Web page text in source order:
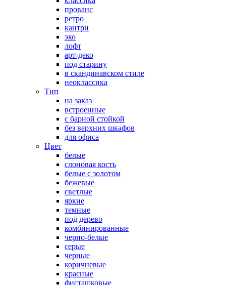
прованс
ретро
кантри
эко
лофт
арт-деко
под старину
в скандинавском стиле
неоклассика
Тип
на заказ
встроенные
с барной стойкой
без верхних шкафов
для офиса
Цвет
белые
слоновая кость
белые с золотом
бежевые
светлые
яркие
темные
под дерево
комбинированные
черно-белые
серые
черные
коричневые
красные
фисташковые